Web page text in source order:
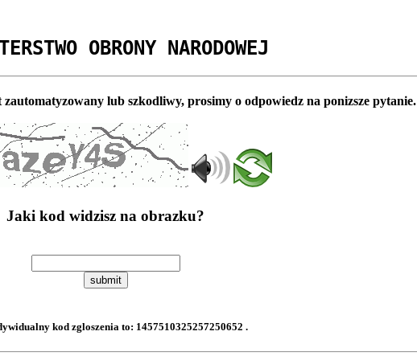
OBRONY NARODOWEJ
lub szkodliwy, prosimy o odpowiedz na ponizsze pytanie.
Jaki kod widzisz na obrazku?
submit
kod zgloszenia to: 1457510325257250652 .